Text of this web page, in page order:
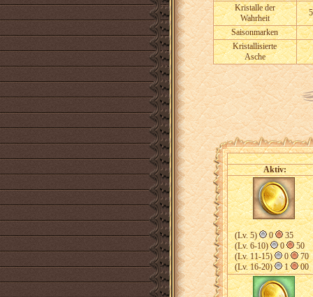
Kristalle der
Wahrheit
Saisonmarken
Kristallisierte
Asche
Aktiv:
(Lv. 5) 0
35
(Lv. 6-10)
0
50
(Lv. 11-15)
0
70
(Lv. 16-20)
1 00